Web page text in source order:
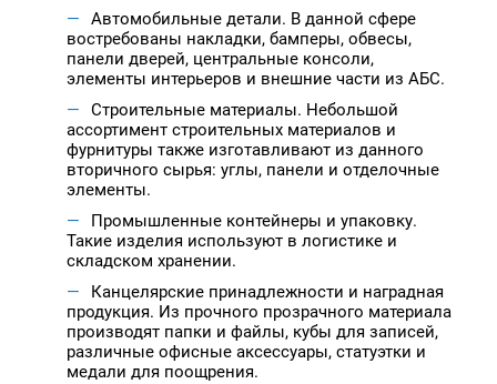
Автомобильные детали. В данной сфере
востребованы накладки, бамперы, обвесы,
панели дверей, центральные консоли,
элементы интерьеров и внешние части из АБС.
Строительные материалы. Небольшой
ассортимент строительных материалов и
фурнитуры также изготавливают из данного
вторичного сырья: углы, панели и отделочные
элементы.
Промышленные контейнеры и упаковку.
Такие изделия используют в логистике и
складском хранении.
Канцелярские принадлежности и наградная
продукция. Из прочного прозрачного материала
производят папки и файлы, кубы для записей,
различные офисные аксессуары, статуэтки и
медали для поощрения.